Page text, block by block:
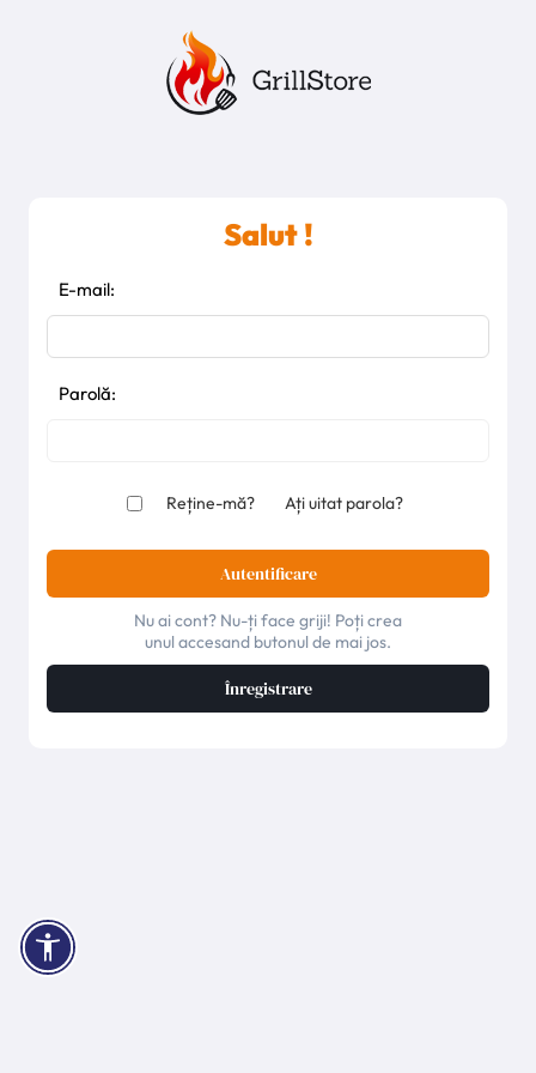
Salut !
E-mail:
Parolă:
Reține-mă? Ați uitat parola?
Autentificare
Nu ai cont? Nu-ți face griji! Poți crea
unul accesand butonul de mai jos.
Înregistrare